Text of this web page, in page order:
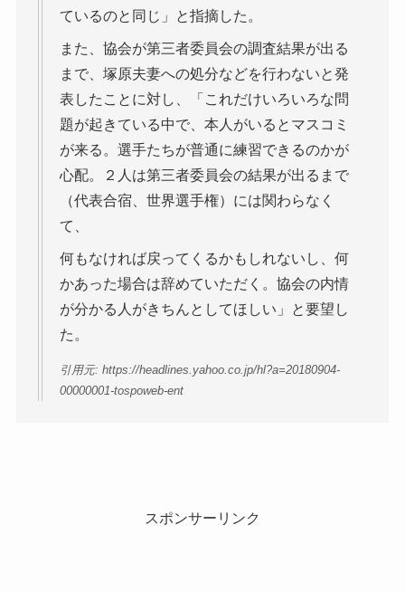
ているのと同じ」と指摘した。
また、協会が第三者委員会の調査結果が出る
まで、塚原夫妻への処分などを行わないと発
表したことに対し、「これだけいろいろな問
題が起きている中で、本人がいるとマスコミ
が来る。選手たちが普通に練習できるのかが
心配。２人は第三者委員会の結果が出るまで
（代表合宿、世界選手権）には関わらなく
て、
何もなければ戻ってくるかもしれないし、何
かあった場合は辞めていただく。協会の内情
が分かる人がきちんとしてほしい」と要望し
た。
引用元: https://headlines.yahoo.co.jp/hl?a=20180904-
00000001-tospoweb-ent
スポンサーリンク